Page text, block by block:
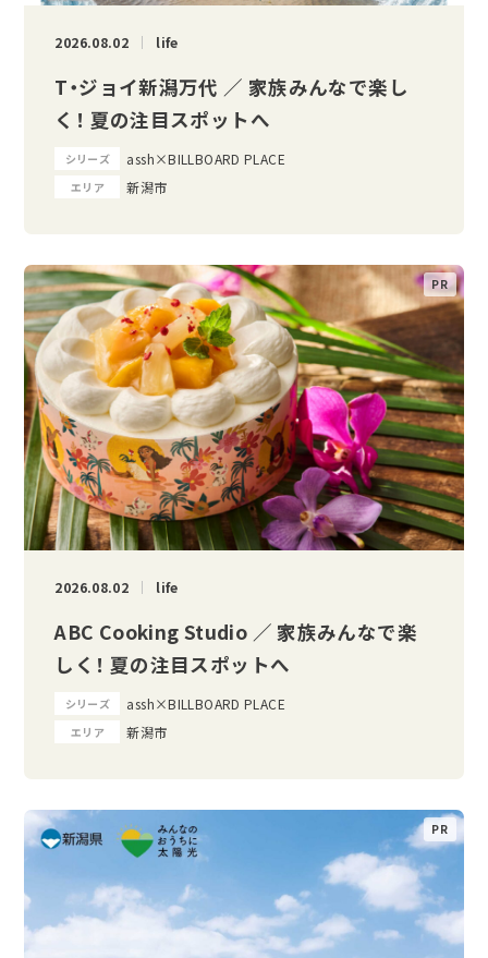
2026.08.02 life
T・ジョイ新潟万代 ／ 家族みんなで楽し
く！ 夏の注目スポットへ
シリーズ assh×BILLBOARD PLACE
エリア 新潟市
2026.08.02 life
ABC Cooking Studio ／ 家族みんなで楽
しく！ 夏の注目スポットへ
シリーズ assh×BILLBOARD PLACE
エリア 新潟市